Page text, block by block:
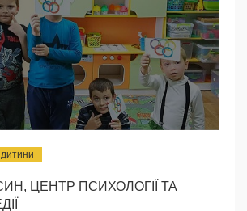
ЦЕНТР ПСИХОЛОГІЇ ТА